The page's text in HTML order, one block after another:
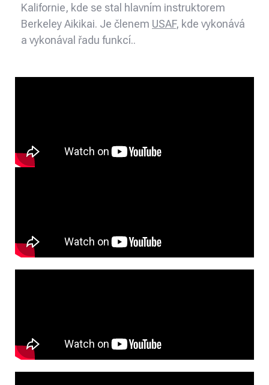
Kalifornie, kde se stal hlavním instruktorem
Berkeley Aikikai. Je členem USAF, kde vykonává
a vykonával řadu funkcí..